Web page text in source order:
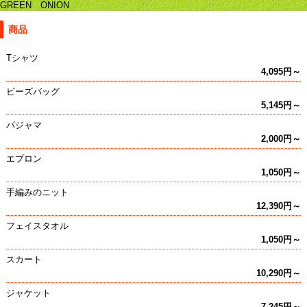
GREEN ONION
商品
Tシャツ
4,095円～
ビーズバッグ
5,145円～
パジャマ
2,000円～
エプロン
1,050円～
手編みのニット
12,390円～
フェイスタオル
1,050円～
スカート
10,290円～
ジャケット